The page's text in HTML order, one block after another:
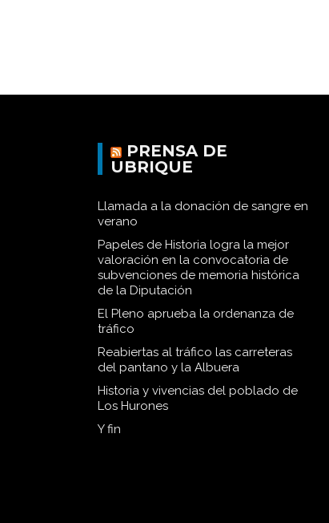
PRENSA DE
UBRIQUE
Llamada a la donación de sangre en
verano
Papeles de Historia logra la mejor
valoración en la convocatoria de
subvenciones de memoria histórica
de la Diputación
El Pleno aprueba la ordenanza de
tráfico
Reabiertas al tráfico las carreteras
del pantano y la Albuera
Historia y vivencias del poblado de
Los Hurones
Y fin